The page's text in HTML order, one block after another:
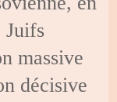
Juifs
massive
décisive